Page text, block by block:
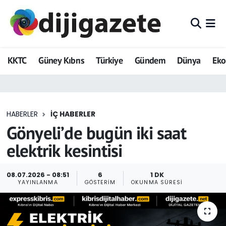
KKTC Güney Kıbrıs Türkiye Gündem Dünya
HABERLER İÇ HABERLER
Gönyeli’de bugün iki saat
elektrik kesintisi
08.07.2026 - 08:51
YAYINLANMA
6
GÖSTERIM
1 DK
OKUNMA SÜRESI
ADVERTORIAL
Dijigazete
Eğitim
Ekonomi
GEZİ
Güncel
Hava Durumu
Trafik Durumu
Tüm Manşetler
Son Dakika Haberleri